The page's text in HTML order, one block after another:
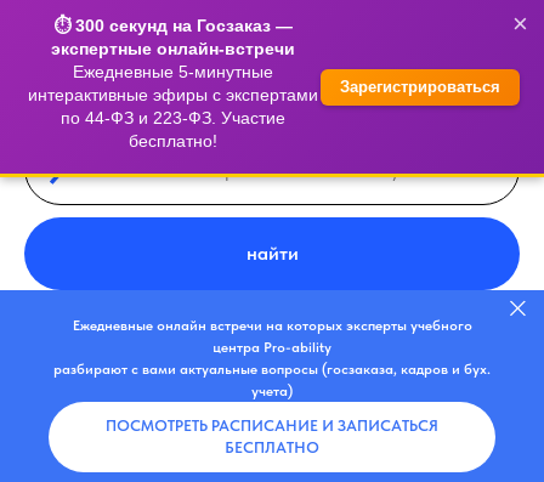
×
⏱️ 300 секунд на Госзаказ —
экспертные онлайн-встречи
Ежедневные 5-минутные
интерактивные эфиры с экспертами
по 44-ФЗ и 223-ФЗ. Участие
бесплатно!
Зарегистрироваться
найти
Ежедневные онлайн встречи на которых эксперты учебного
центра Pro-ability
разбирают с вами актуальные вопросы (госзаказа, кадров и бух.
учета)
ПОСМОТРЕТЬ РАСПИСАНИЕ И ЗАПИСАТЬСЯ
БЕСПЛАТНО